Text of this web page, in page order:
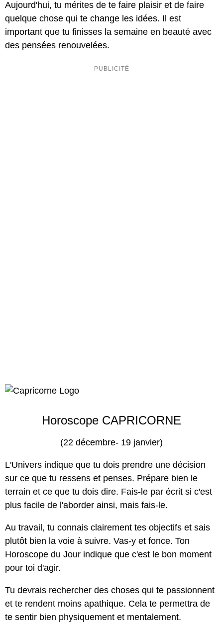
Aujourd'hui, tu mérites de te faire plaisir et de faire
quelque chose qui te change les idées. Il est
important que tu finisses la semaine en beauté avec
des pensées renouvelées.
Horoscope CAPRICORNE
(22 décembre- 19 janvier)
L'Univers indique que tu dois prendre une décision
sur ce que tu ressens et penses. Prépare bien le
terrain et ce que tu dois dire. Fais-le par écrit si c'est
plus facile de l'aborder ainsi, mais fais-le.
Au travail, tu connais clairement tes objectifs et sais
plutôt bien la voie à suivre. Vas-y et fonce. Ton
Horoscope du Jour indique que c'est le bon moment
pour toi d'agir.
Tu devrais rechercher des choses qui te passionnent
et te rendent moins apathique. Cela te permettra de
te sentir bien physiquement et mentalement.